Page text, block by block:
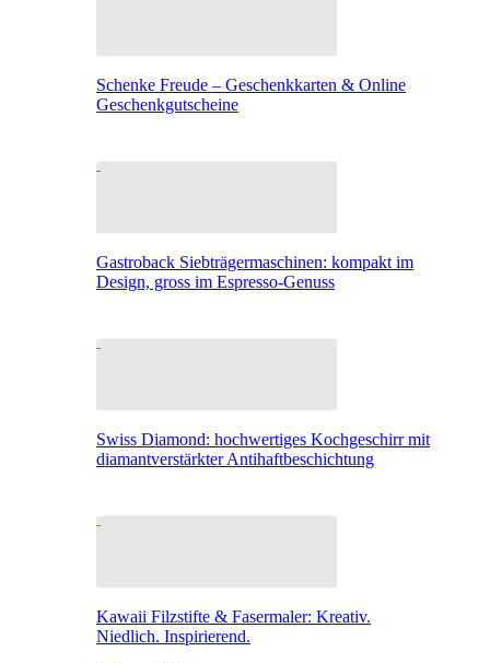
Schenke Freude – Geschenkkarten & Online
Geschenkgutscheine
Gastroback Siebträgermaschinen: kompakt im
Design, gross im Espresso-Genuss
Swiss Diamond: hochwertiges Kochgeschirr mit
diamantverstärkter Antihaftbeschichtung
Kawaii Filzstifte & Fasermaler: Kreativ.
Niedlich. Inspirierend.